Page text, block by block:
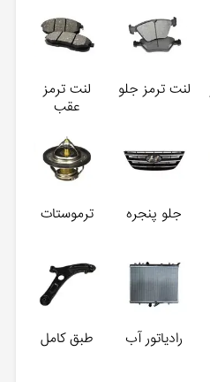
لنت ترمز جلو
لنت ترمز
عقب
جلو پنجره ترموستات
رادیاتور آب طبق کامل